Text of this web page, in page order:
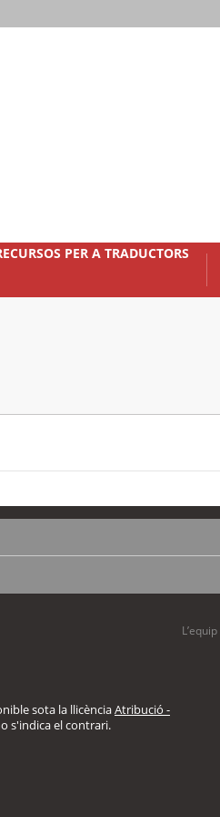
PER A TRADUCTORS
L’equip
sota la llicènciaAtribució -
s'indica el contrari.